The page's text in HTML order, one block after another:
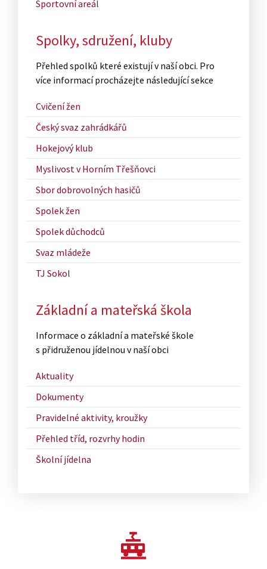
Sportovní areál
Spolky, sdružení, kluby
Přehled spolků které existují v naší obci. Pro
více informací procházejte následující sekce
Cvičení žen
Český svaz zahrádkářů
Hokejový klub
Myslivost v Horním Třešňovci
Sbor dobrovolných hasičů
Spolek žen
Spolek důchodců
Svaz mládeže
TJ Sokol
Základní a mateřská škola
Informace o základní a mateřské škole
s přidruženou jídelnou v naší obci
Aktuality
Dokumenty
Pravidelné aktivity, kroužky
Přehled tříd, rozvrhy hodin
Školní jídelna